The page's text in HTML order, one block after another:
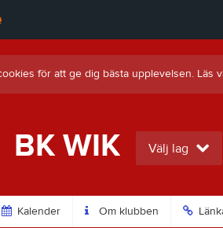
för att ge dig bästa upplevelsen. Läs
BK WIK Välj lag
Kalender Om klubben